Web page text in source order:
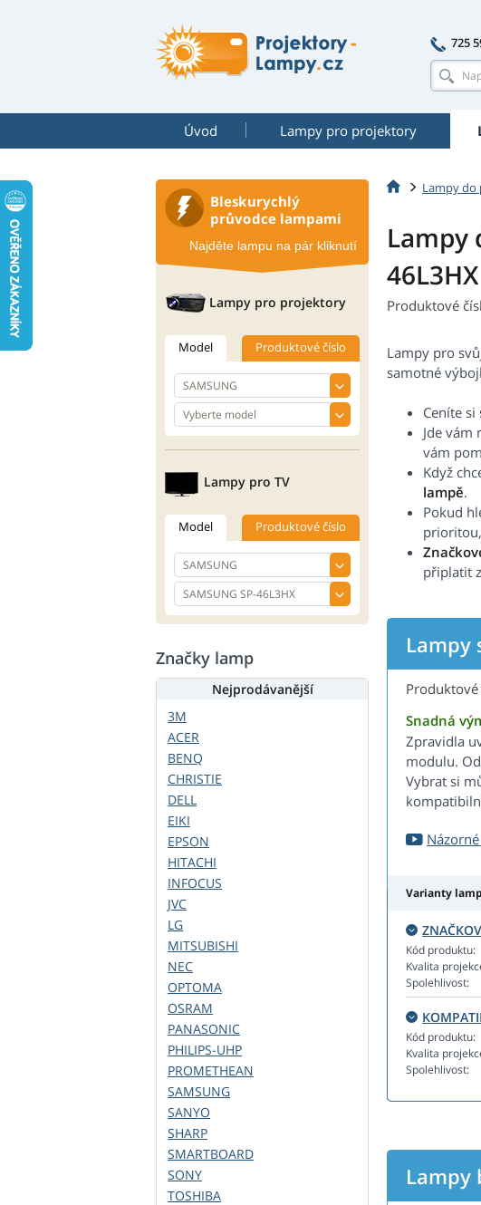
725
Úvod Lampy pro projektory
Lampy do
Lampy
46L3HX
Produktové
Lampy pro
samotné
Ceníte si
Jde vám
vám
Když
lampě.
Pokud
připlatit
Lampy
Snadná
Zpravidla
modulu.
Vybrat si
Varianty
Kód produktu:
Kvalita
Spolehlivost:
Kód produktu:
Kvalita
Spolehlivost:
Lampy
Bleskurychlý
průvodce lampami
Najděte lampu na pár kliknutí
Lampy pro projektory
Model Produktové číslo
Lampy pro TV
Model Produktové číslo
Značky lamp
Nejprodávanější
3M
ACER
BENQ
CHRISTIE
DELL
EIKI
EPSON
HITACHI
INFOCUS
JVC
LG
MITSUBISHI
NEC
OPTOMA
OSRAM
PANASONIC
PHILIPS-UHP
PROMETHEAN
SAMSUNG
SANYO
SHARP
SMARTBOARD
SONY
TOSHIBA